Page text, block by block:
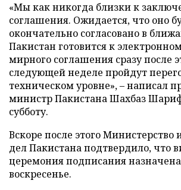
«Мы как никогда близки к
соглашения. Ожидается, что оно
окончательно согласовано в
Пакистан готовится к
мирного соглашения сразу после
следующей неделе пройдут
техническом уровне», – написал
министр Пакистана Шахбаз Шариф
субботу.
Вскоре после этого Министерство
дел Пакистана подтвердило, что
церемония подписания
воскресенье.